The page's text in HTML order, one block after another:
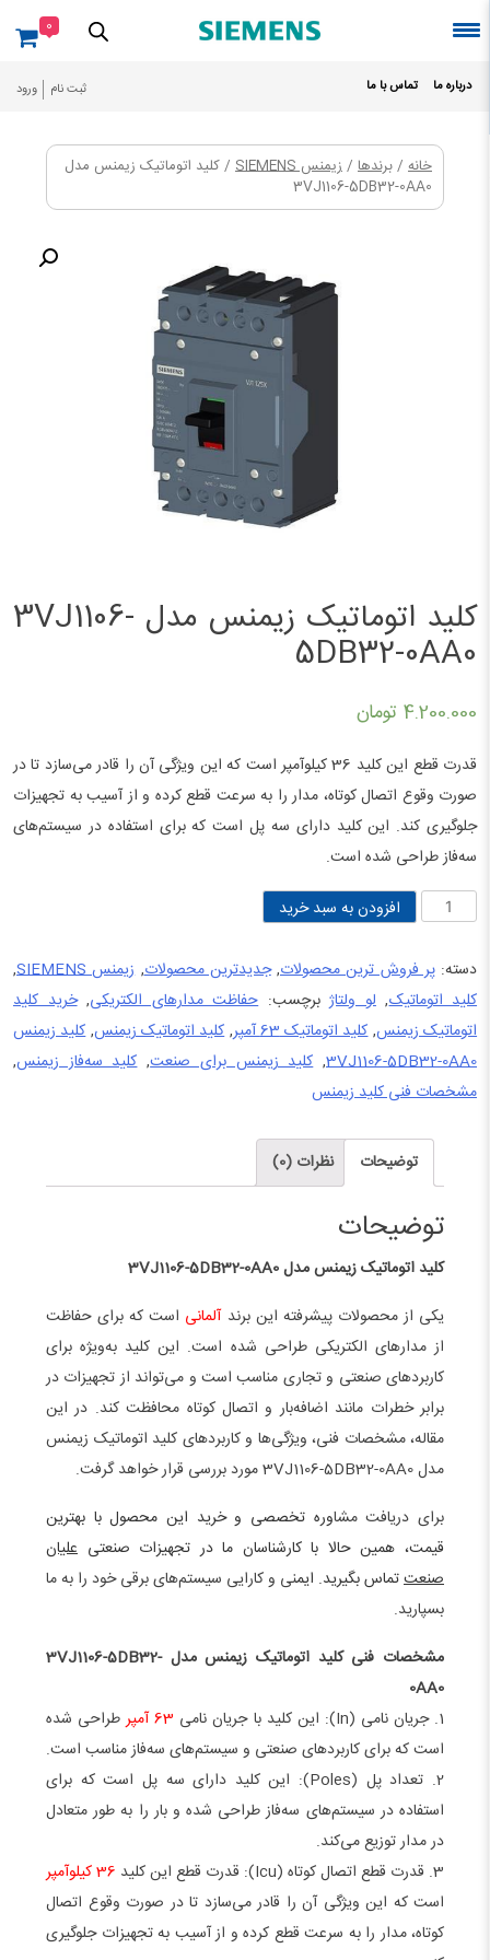
to
درباره ما تماس با ما ثبت نام ورود
0
خانه /برندها /زیمنس SIEMENS
/ کلید اتوماتیک زیمنس مدل
3VJ1106-5DB32-0AA0
کلید اتوماتیک زیمنس مدل 3VJ1106-
5DB32-0AA0
4.200.000 تومان
قدرت قطع این کلید 36 کیلوآمپر است که این ویژگی آن را قادر می‌سازد تا در
صورت وقوع اتصال کوتاه، مدار را به سرعت قطع کرده و از آسیب به تجهیزات
جلوگیری کند. این کلید دارای سه پل است که برای استفاده در سیستم‌های
سه‌فاز طراحی شده است.
زیمنس
مدل
3VJ1106-
5DB32-
0AA0
افزودن به سبد خرید
دسته:پر فروش ترین محصولات,جدیدترین محصولات,زیمنس SIEMENS
,
کلید اتوماتیک,لو ولتاژ برچسب:حفاظت مدارهای الکتریکی,خرید کلید
اتوماتیک زیمنس,کلید اتوماتیک 63 آمپر ,کلید اتوماتیک زیمنس,کلید زیمنس
3VJ1106-5DB32-0AA0
,کلید زیمنس برای صنعت,کلید سه‌فاز زیمنس,
مشخصات فنی کلید زیمنس
توضیحات نظرات (0)
توضیحات
کلید اتوماتیک زیمنس مدل 3VJ1106-5DB32-0AA0
یکی از محصولات پیشرفته این برندآلمانی است که برای حفاظت
از مدارهای الکتریکی طراحی شده است. این کلید به‌ویژه برای
کاربردهای صنعتی و تجاری مناسب است و می‌تواند از تجهیزات در
برابر خطرات مانند اضافه‌بار و اتصال کوتاه محافظت کند. در این
مقاله، مشخصات فنی، ویژگی‌ها و کاربردهای کلید اتوماتیک زیمنس
مدل 3VJ1106-5DB32-0AA0 مورد بررسی قرار خواهد گرفت.
برای دریافت مشاوره تخصصی و خرید این محصول با بهترین
قیمت، همین حالا با کارشناسان ما در تجهیزات صنعتی علیان
صنعتتماس بگیرید. ایمنی و کارایی سیستم‌های برقی خود را به ما
بسپارید.
مشخصات فنی کلید اتوماتیک زیمنس مدل 3VJ1106-5DB32-
0AA0
1. جریان نامی (In): این کلید با جریان نامی
63 آمپر
طراحی شده
است که برای کاربردهای صنعتی و سیستم‌های سه‌فاز مناسب است.
2. تعداد پل (Poles): این کلید دارای سه پل است که برای
استفاده در سیستم‌های سه‌فاز طراحی شده و بار را به طور متعادل
در مدار توزیع می‌کند.
3. قدرت قطع اتصال کوتاه (Icu): قدرت قطع این کلید
36 کیلوآمپر
است که این ویژگی آن را قادر می‌سازد تا در صورت وقوع اتصال
کوتاه، مدار را به سرعت قطع کرده و از آسیب به تجهیزات جلوگیری